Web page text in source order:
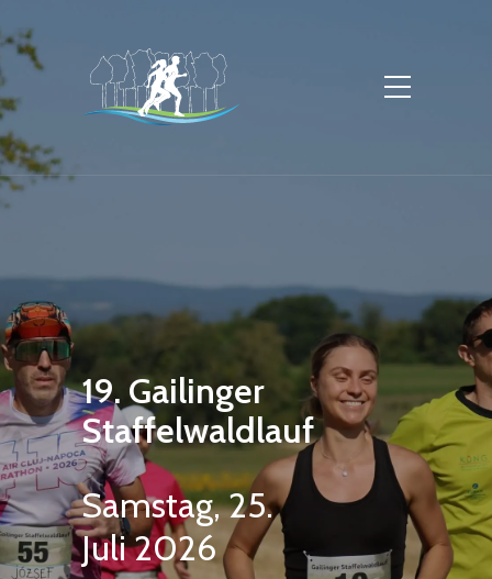
19. Gailinger
Staffelwaldlauf
Samstag, 25.
Juli 2026